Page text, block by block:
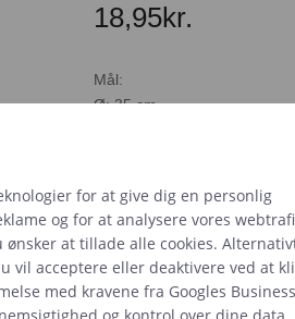
18,95kr.
Mål:
Ø: 35 cm
En lejeperiode er 2-5 dage,
Vælg venligst en startdato
returnering. Kontakt os
tirsdag, lørdag or
for at give dig en personlig
og for at analysere vores
ønsker at tillade alle cookies.
vil acceptere eller deaktivere ved at
med kravene fra Googles
og kontrol over dine data.